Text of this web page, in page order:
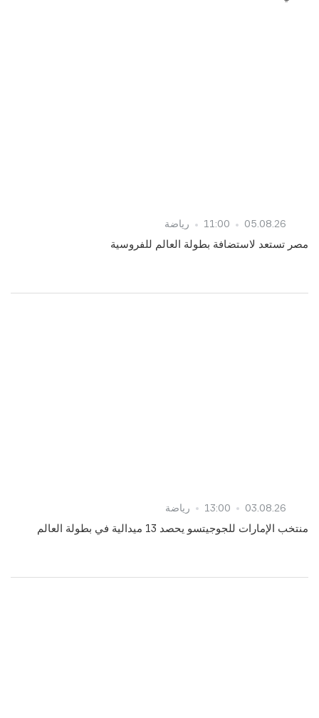
05.08.26
11:00 رياضة
مصر تستعد لاستضافة بطولة العالم للفروسية
03.08.26
13:00 رياضة
منتخب الإمارات للجوجيتسو يحصد 13 ميدالية في بطولة العالم